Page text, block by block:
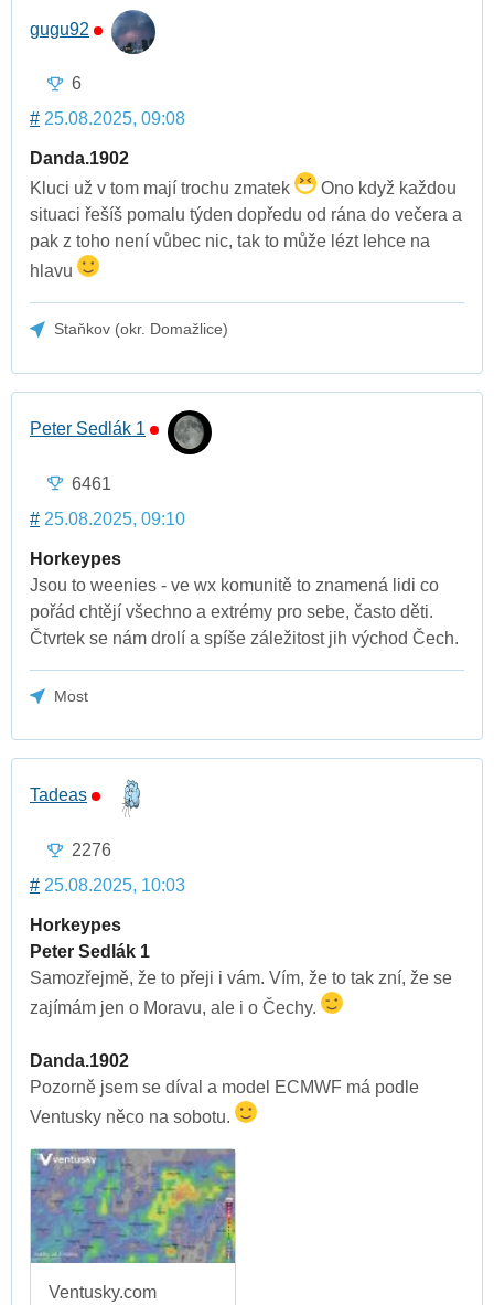
gugu92
6
# 25.08.2025, 09:08
Danda.1902
Kluci už v tom mají trochu zmatek
Ono když každou
situaci řešíš pomalu týden dopředu od rána do večera a
pak z toho není vůbec nic, tak to může lézt lehce na
hlavu
Staňkov (okr. Domažlice)
Peter Sedlák 1
6461
# 25.08.2025, 09:10
Horkeypes
Jsou to weenies - ve wx komunitě to znamená lidi co
pořád chtějí všechno a extrémy pro sebe, často děti.
Čtvrtek se nám drolí a spíše záležitost jih východ Čech.
Most
Tadeas
2276
# 25.08.2025, 10:03
Horkeypes
Peter Sedlák 1
Samozřejmě, že to přeji i vám. Vím, že to tak zní, že se
zajímám jen o Moravu, ale i o Čechy.
Danda.1902
Pozorně jsem se díval a model ECMWF má podle
Ventusky něco na sobotu.
Ventusky.com